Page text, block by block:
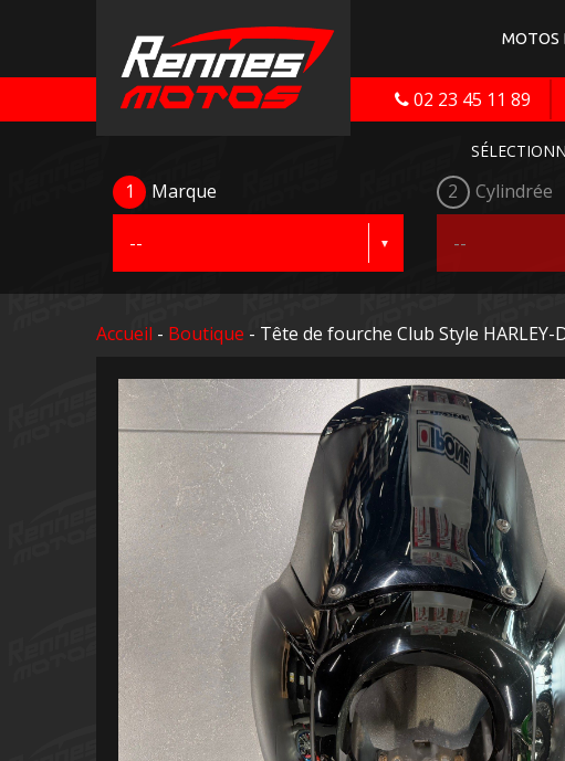
MOTOS
02 23 45 11 89
1 Marque 2 Cylindrée
Accueil - Boutique - Tête de fourche Club Style HARLEY-